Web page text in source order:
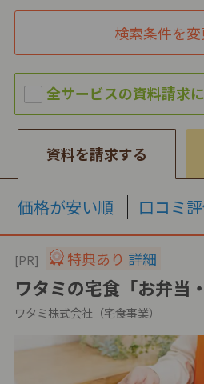
検索条件を変
資料を請求する
価格が安い順 口コミ
[PR] 特典あり 詳細
ワタミの宅食「お弁当
ワタミ株式会社（宅食事業）